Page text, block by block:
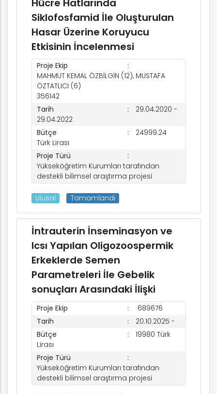
Hücre Hatlarında
Siklofosfamid İle Oluşturulan
Hasar Üzerine Koruyucu
Etkisinin İncelenmesi
Proje Ekip
MAHMUT KEMAL ÖZBİLGİN (12), MUSTAFA
ÖZTATLICI (6)
356142
Tarih
29.04.2020 -
29.04.2022
Bütçe
24999.24
Türk Lirası
Proje Türü
Yükseköğretim Kurumları tarafından
destekli bilimsel araştırma projesi
Ulusal Tamamlandı
İntrauterin İnseminasyon ve
Icsı Yapılan Oligozoospermik
Erkeklerde Semen
Parametreleri İle Gebelik
sonuçları Arasındaki İlişki
Proje Ekip
689676
Tarih
20.10.2025 -
Bütçe
19980 Türk
Lirası
Proje Türü
Yükseköğretim Kurumları tarafından
destekli bilimsel araştırma projesi